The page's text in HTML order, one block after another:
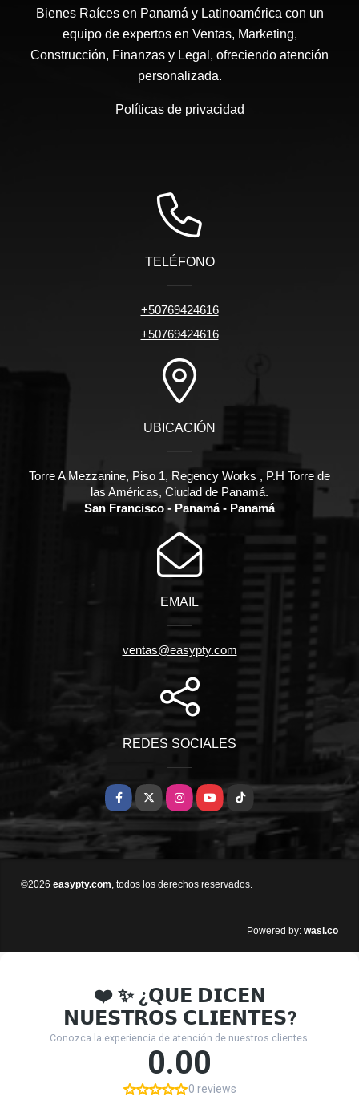
Bienes Raíces en Panamá y Latinoamérica con un
equipo de expertos en Ventas, Marketing,
Construcción, Finanzas y Legal, ofreciendo atención
personalizada.
Políticas de privacidad
TELÉFONO
+50769424616
+50769424616
UBICACIÓN
Torre A Mezzanine, Piso 1, Regency Works , P.H Torre de
las Américas, Ciudad de Panamá.
San Francisco - Panamá - Panamá
EMAIL
ventas@easypty.com
REDES SOCIALES
Facebook
X InstagramYouTubeTikTok
©2026 easypty.com , todos los derechos reservados.
Powered by: wasi.co